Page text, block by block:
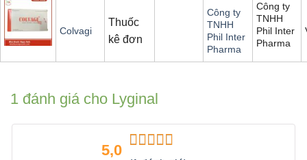
Colvagi
Thuốc
kê đơn
Công ty
TNHH
Phil Inter
Pharma
Công ty
TNHH
Phil Inter
Pharma
1 đánh giá cho Lyginal
5,0